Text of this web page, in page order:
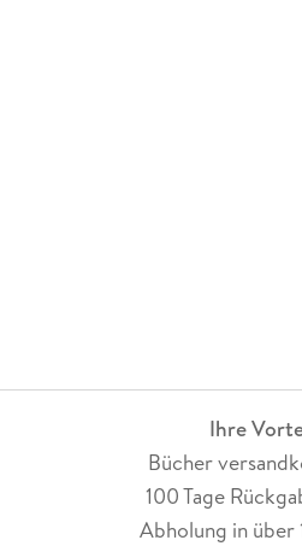
Ihre
Bücher
100 Tage
Abholung in über